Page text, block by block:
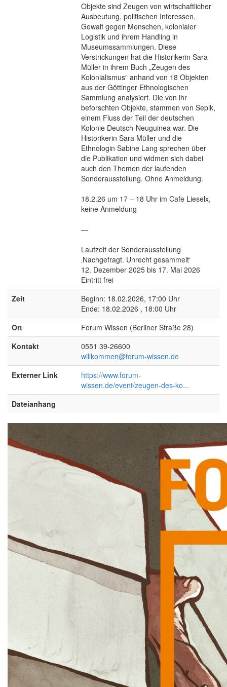
Objekte sind Zeugen von wirtschaftlicher
Ausbeutung, politischen Interessen,
Gewalt gegen Menschen, kolonialer
Logistik und ihrem Handling in
Museumssammlungen. Diese
Verstrickungen hat die Historikerin Sara
Müller in ihrem Buch „Zeugen des
Kolonialismus“ anhand von 18 Objekten
aus der Göttinger Ethnologischen
Sammlung analysiert. Die von ihr
beforschten Objekte, stammen von Sepik,
einem Fluss der Teil der deutschen
Kolonie Deutsch-Neuguinea war. Die
Historikerin Sara Müller und die
Ethnologin Sabine Lang sprechen über
die Publikation und widmen sich dabei
auch den Themen der laufenden
Sonderausstellung. Ohne Anmeldung.
18.2.26 um 17 – 18 Uhr im Cafe Lieselx,
keine Anmeldung
—
Laufzeit der Sonderausstellung
‚Nachgefragt. Unrecht gesammelt‘
12. Dezember 2025 bis 17. Mai 2026
Eintritt frei
Zeit
Beginn: 18.02.2026, 17:00 Uhr
Ende: 18.02.2026 , 18:00 Uhr
Ort
Forum Wissen (Berliner Straße 28)
Kontakt
0551 39-26600
willkommen@forum-wissen.de
Externer Link
https://www.forum-
wissen.de/event/zeugen-des-ko...
Dateianhang